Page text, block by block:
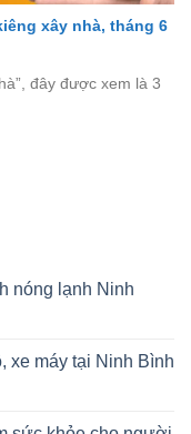
xây nhà, tháng 6
đây được xem là 3
nóng lạnh Ninh
xe máy tại Ninh Bình